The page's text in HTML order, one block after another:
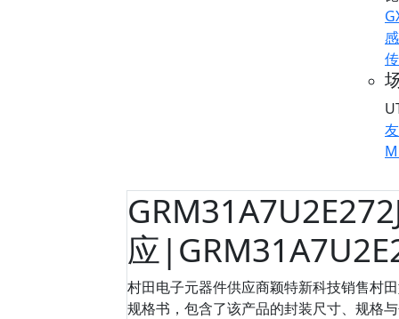
应
村田电子元器件供应商颖特新科技销售村
规格书，包含了该产品的封装尺寸、规格